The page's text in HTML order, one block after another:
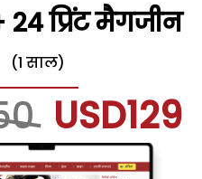
24 प्रिंट मैगजीन
(1 साल)
USD129